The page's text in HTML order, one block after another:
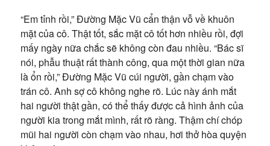
“Em tỉnh rồi,” Đường Mặc Vũ cẩn thận vỗ về khuôn
mặt của cô. Thật tốt, sắc mặt cô tốt hơn nhiều rồi, đợi
mấy ngày nữa chắc sẽ không còn đau nhiều. “Bác sĩ
nói, phẫu thuật rất thành công, qua một thời gian nữa
là ổn rồi,” Đường Mặc Vũ cúi người, gần chạm vào
trán cô. Anh sợ cô không nghe rõ. Lúc này ánh mắt
hai người thật gần, có thể thấy được cả hình ảnh của
người kia trong mắt mình, rất rõ ràng. Thậm chí chóp
mũi hai người còn chạm vào nhau, hơi thở hòa quyện